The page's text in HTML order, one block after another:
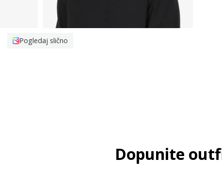
Pogledaj slično
Dopunite